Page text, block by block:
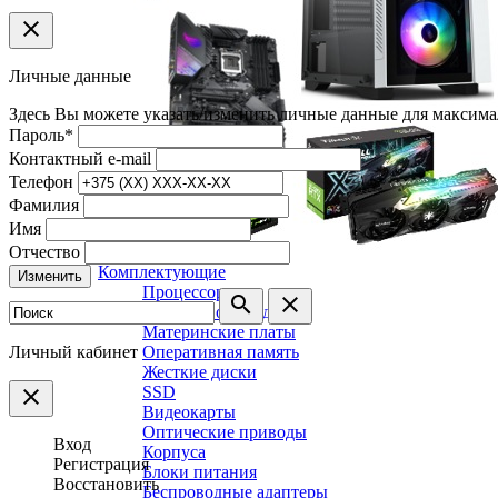
Комплектующие
Процессоры
Системы охлаждения
Материнские платы
Оперативная память
Жесткие диски
SSD
Видеокарты
Оптические приводы
Корпуса
Блоки питания
Беспроводные адаптеры
clear
Личные данные
Здесь Вы можете указать/изменить личные данные для
Пароль*
Контактный e-mail
Телефон
Фамилия
Имя
Отчество
Изменить
search clear
Личный кабинет
clear
Вход
Регистрация
Восстановить